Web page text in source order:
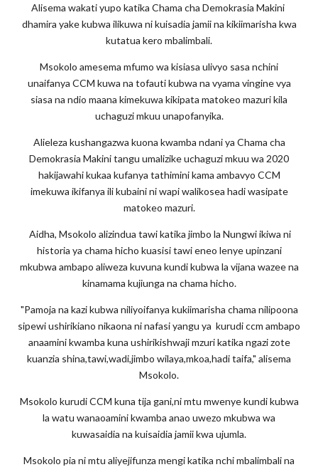
Alisema wakati yupo katika Chama cha Demokrasia Makini
dhamira yake kubwa ilikuwa ni kuisadia jamii na kikiimarisha kwa
kutatua kero mbalimbali.
Msokolo amesema mfumo wa kisiasa ulivyo sasa nchini
unaifanya CCM kuwa na tofauti kubwa na vyama vingine vya
siasa na ndio maana kimekuwa kikipata matokeo mazuri kila
uchaguzi mkuu unapofanyika.
Alieleza kushangazwa kuona kwamba ndani ya Chama cha
Demokrasia Makini tangu umalizike uchaguzi mkuu wa 2020
hakijawahi kukaa kufanya tathimini kama ambavyo CCM
imekuwa ikifanya ili kubaini ni wapi walikosea hadi wasipate
matokeo mazuri.
Aidha, Msokolo alizindua tawi katika jimbo la Nungwi ikiwa ni
historia ya chama hicho kuasisi tawi eneo lenye upinzani
mkubwa ambapo aliweza kuvuna kundi kubwa la vijana wazee na
kinamama kujiunga na chama hicho.
"Pamoja na kazi kubwa niliyoifanya kukiimarisha chama nilipoona
sipewi ushirikiano nikaona ni nafasi yangu ya kurudi ccm ambapo
anaamini kwamba kuna ushirikishwaji mzuri katika ngazi zote
kuanzia shina,tawi,wadi,jimbo wilaya,mkoa,hadi taifa," alisema
Msokolo.
Msokolo kurudi CCM kuna tija gani,ni mtu mwenye kundi kubwa
la watu wanaoamini kwamba anao uwezo mkubwa wa
kuwasaidia na kuisaidia jamii kwa ujumla.
Msokolo pia ni mtu aliyejifunza mengi katika nchi mbalimbali na